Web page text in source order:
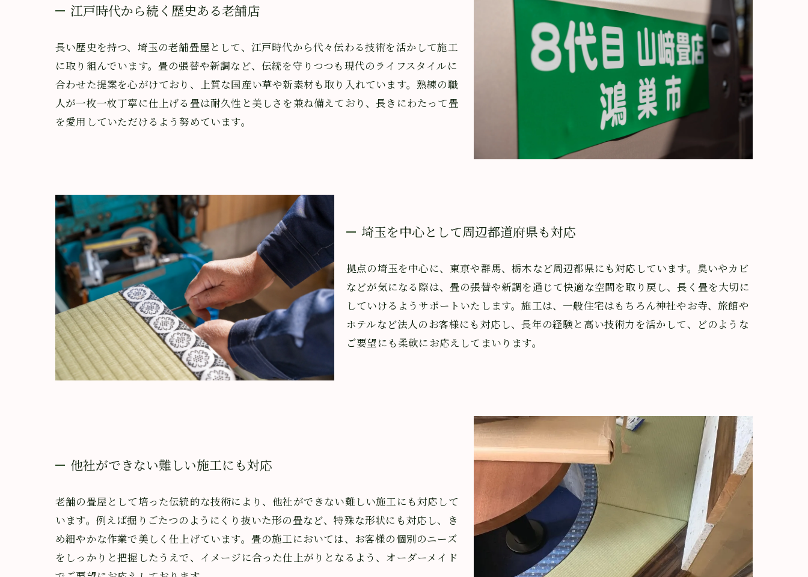
江戸時代から続く歴史ある老舗店
長い歴史を持つ、埼玉の老舗畳屋として、江戸時代から代々伝わる技術を活かして施工
に取り組んでいます。畳の張替や新調など、伝統を守りつつも現代のライフスタイルに
合わせた提案を心がけており、上質な国産い草や新素材も取り入れています。熟練の職
人が一枚一枚丁寧に仕上げる畳は耐久性と美しさを兼ね備えており、長きにわたって畳
を愛用していただけるよう努めています。
埼玉を中心として周辺都道府県も対応
拠点の埼玉を中心に、東京や群馬、栃木など周辺都県にも対応しています。臭いやカビ
などが気になる際は、畳の張替や新調を通じて快適な空間を取り戻し、長く畳を大切に
していけるようサポートいたします。施工は、一般住宅はもちろん神社やお寺、旅館や
ホテルなど法人のお客様にも対応し、長年の経験と高い技術力を活かして、どのような
ご要望にも柔軟にお応えしてまいります。
他社ができない難しい施工にも対応
老舗の畳屋として培った伝統的な技術により、他社ができない難しい施工にも対応して
います。例えば掘りごたつのようにくり抜いた形の畳など、特殊な形状にも対応し、き
め細やかな作業で美しく仕上げています。畳の施工においては、お客様の個別のニーズ
をしっかりと把握したうえで、イメージに合った仕上がりとなるよう、オーダーメイド